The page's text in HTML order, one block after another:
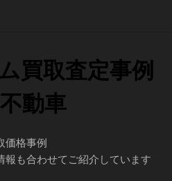
買取査定事例
動車
価格事例
報も合わせてご紹介しています